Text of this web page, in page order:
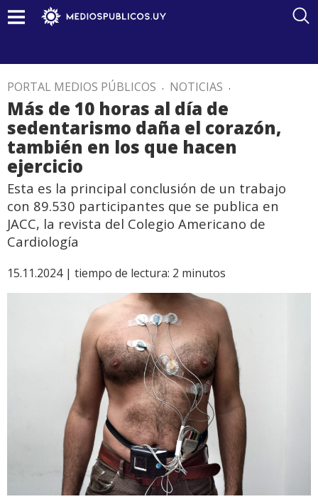
PORTAL MEDIOS PÚBLICOS . NOTICIAS .
Más de 10 horas al día de
sedentarismo daña el corazón,
también en los que hacen
ejercicio
Esta es la principal conclusión de un trabajo
con 89.530 participantes que se publica en
JACC, la revista del Colegio Americano de
Cardiología
15.11.2024 | tiempo de lectura: 2 minutos